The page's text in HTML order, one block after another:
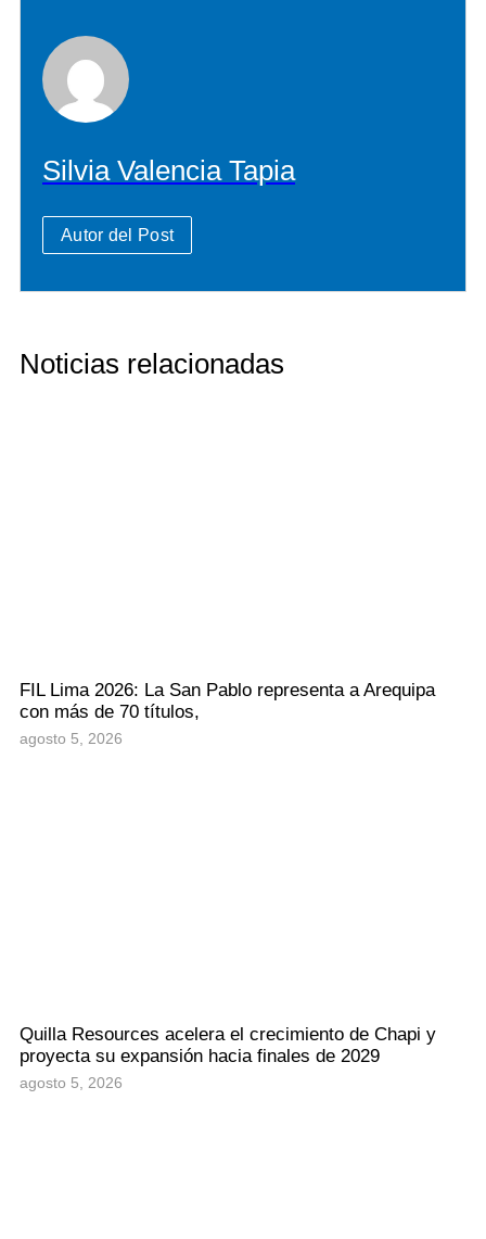
Silvia Valencia Tapia
Autor del Post
Noticias relacionadas
FIL Lima 2026: La San Pablo representa a Arequipa
con más de 70 títulos,
agosto 5, 2026
Quilla Resources acelera el crecimiento de Chapi y
proyecta su expansión hacia finales de 2029
agosto 5, 2026